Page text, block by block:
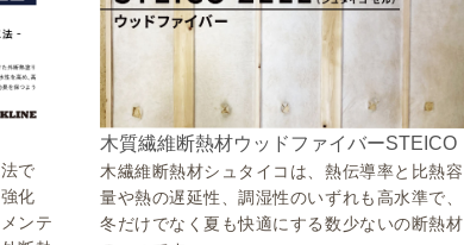
で
化
ンテ
木質繊維断熱材ウッドファイバーSTEICO
木繊維断熱材シュタイコは、熱伝導率と比熱容
量や熱の遅延性、調湿性のいずれも高水準で、
冬だけでなく夏も快適にする数少ないの断熱材